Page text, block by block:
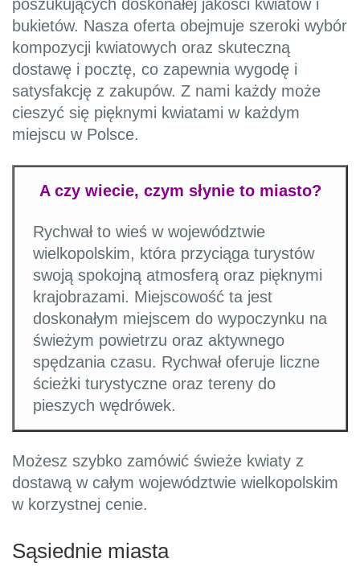
poszukujących doskonałej jakości kwiatów i
bukietów. Nasza oferta obejmuje szeroki wybór
kompozycji kwiatowych oraz skuteczną
dostawę i pocztę, co zapewnia wygodę i
satysfakcję z zakupów. Z nami każdy może
cieszyć się pięknymi kwiatami w każdym
miejscu w Polsce.
A czy wiecie, czym słynie to miasto?
Rychwał to wieś w województwie
wielkopolskim, która przyciąga turystów
swoją spokojną atmosferą oraz pięknymi
krajobrazami. Miejscowość ta jest
doskonałym miejscem do wypoczynku na
świeżym powietrzu oraz aktywnego
spędzania czasu. Rychwał oferuje liczne
ścieżki turystyczne oraz tereny do
pieszych wędrówek.
Możesz szybko zamówić świeże kwiaty z
dostawą w całym województwie wielkopolskim
w korzystnej cenie.
Sąsiednie miasta